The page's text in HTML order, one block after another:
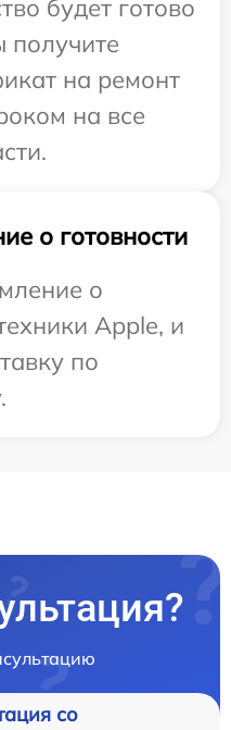
будет готово
получите
на ремонт
на все
о готовности
о
Apple, и
по
со